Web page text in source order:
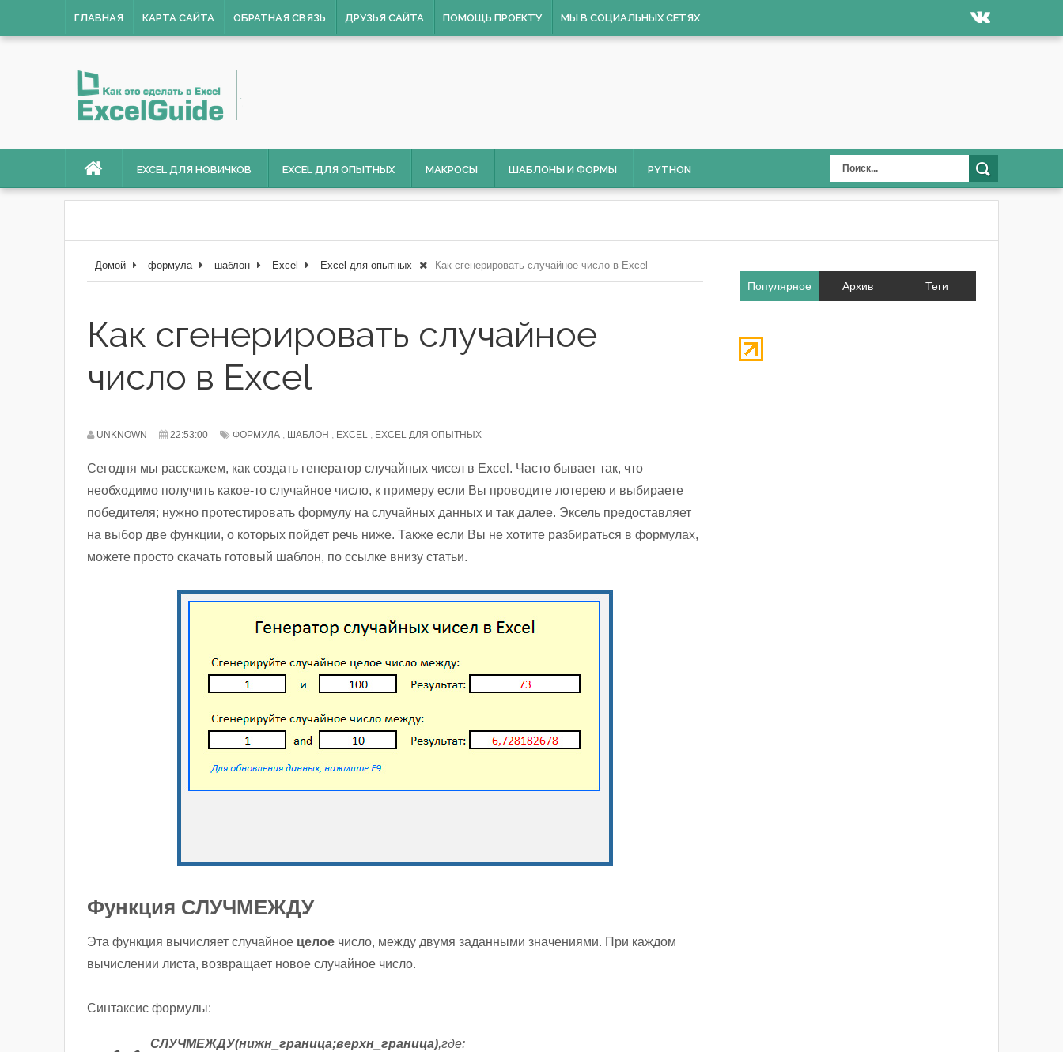
ГЛАВНАЯ КАРТА САЙТА ОБРАТНАЯ СВЯЗЬ ДРУЗЬЯ САЙТА ПОМОЩЬ ПРОЕКТУ МЫ В СОЦИАЛЬНЫХ СЕТЯХ
EXCEL ДЛЯ НОВИЧКОВ EXCEL ДЛЯ ОПЫТНЫХ МАКРОСЫ ШАБЛОНЫ И ФОРМЫ PYTHON
Домой формула шаблон Excel Excel для опытных Как сгенерировать случайное число в Excel
Как сгенерировать случайное
число в Excel
UNKNOWN 22:53:00 ФОРМУЛА , ШАБЛОН , EXCEL , EXCEL ДЛЯ ОПЫТНЫХ
Сегодня мы расскажем, как создать генератор случайных чисел в Excel. Часто бывает так, что
необходимо получить какое-то случайное число, к примеру если Вы проводите лотерею и выбираете
победителя; нужно протестировать формулу на случайных данных и так далее. Эксель предоставляет
на выбор две функции, о которых пойдет речь ниже. Также если Вы не хотите разбираться в формулах,
можете просто скачать готовый шаблон, по ссылке внизу статьи.
Функция СЛУЧМЕЖДУ
Эта функция вычисляет случайное целое число, между двумя заданными значениями. При каждом
вычислении листа, возвращает новое случайное число.
Синтаксис формулы:
СЛУЧМЕЖДУ(нижн_граница;верхн_граница),где:
Популярное Архив Теги